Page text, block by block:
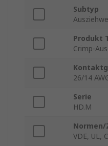
Subtyp
Produkt
Crimp-
26/14
Serie
HD.M
Normen/
VDE, UL,